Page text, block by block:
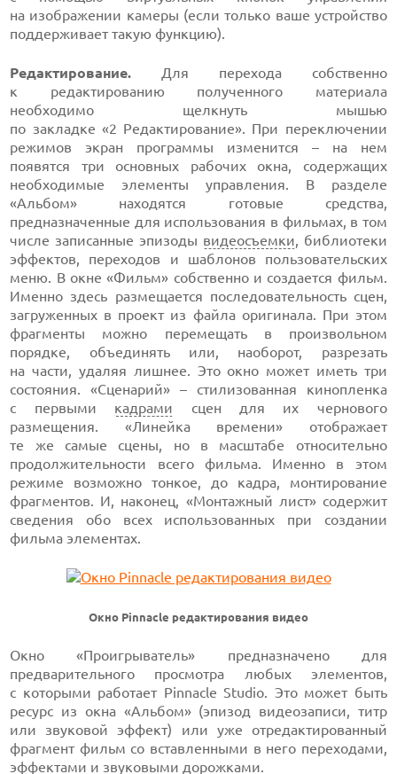
на изображении камеры (если только ваше устройство
поддерживает такую функцию).
Редактирование. Для перехода собственно
к редактированию полученного материала
необходимо щелкнуть мышью
по закладке «2 Редактирование». При переключении
режимов экран программы изменится – на нем
появятся три основных рабочих окна, содержащих
необходимые элементы управления. В разделе
«Альбом» находятся готовые средства,
предназначенные для использования в фильмах, в том
числе записанные эпизоды видеосъемки, библиотеки
эффектов, переходов и шаблонов пользовательских
меню. В окне «Фильм» собственно и создается фильм.
Именно здесь размещается последовательность сцен,
загруженных в проект из файла оригинала. При этом
фрагменты можно перемещать в произвольном
порядке, объединять или, наоборот, разрезать
на части, удаляя лишнее. Это окно может иметь три
состояния. «Сценарий» – стилизованная кинопленка
с первыми кадрами сцен для их чернового
размещения. «Линейка времени» отображает
те же самые сцены, но в масштабе относительно
продолжительности всего фильма. Именно в этом
режиме возможно тонкое, до кадра, монтирование
фрагментов. И, наконец, «Монтажный лист» содержит
сведения обо всех использованных при создании
фильма элементах.
Окно Pinnacle редактирования видео
Окно «Проигрыватель» предназначено для
предварительного просмотра любых элементов,
с которыми работает Pinnacle Studio. Это может быть
ресурс из окна «Альбом» (эпизод видеозаписи, титр
или звуковой эффект) или уже отредактированный
фрагмент фильм со вставленными в него переходами,
эффектами и звуковыми дорожками.